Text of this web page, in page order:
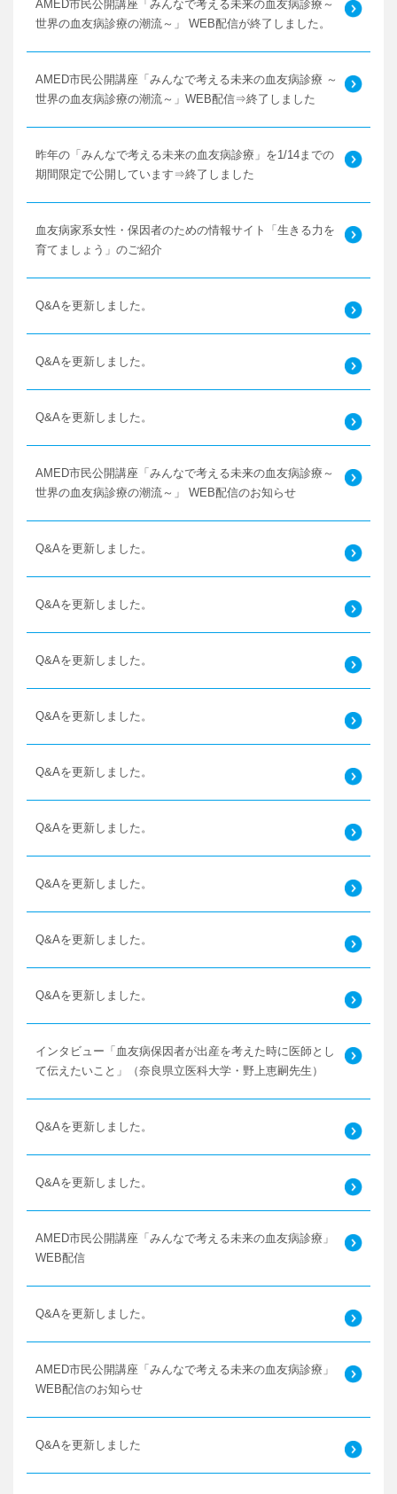
AMED市民公開講座「みんなで考える未来の血友病診療～
世界の血友病診療の潮流～」 WEB配信が終了しました。
AMED市民公開講座「みんなで考える未来の血友病診療 ～
世界の血友病診療の潮流～」WEB配信⇒終了しました
昨年の「みんなで考える未来の血友病診療」を1/14までの
期間限定で公開しています⇒終了しました
血友病家系女性・保因者のための情報サイト「生きる力を
育てましょう」のご紹介
Q&Aを更新しました。
Q&Aを更新しました。
Q&Aを更新しました。
AMED市民公開講座「みんなで考える未来の血友病診療～
世界の血友病診療の潮流～」 WEB配信のお知らせ
Q&Aを更新しました。
Q&Aを更新しました。
Q&Aを更新しました。
Q&Aを更新しました。
Q&Aを更新しました。
Q&Aを更新しました。
Q&Aを更新しました。
Q&Aを更新しました。
Q&Aを更新しました。
インタビュー「血友病保因者が出産を考えた時に医師とし
て伝えたいこと」（奈良県立医科大学・野上恵嗣先生）
Q&Aを更新しました。
Q&Aを更新しました。
AMED市民公開講座「みんなで考える未来の血友病診療」
WEB配信
Q&Aを更新しました。
AMED市民公開講座「みんなで考える未来の血友病診療」
WEB配信のお知らせ
Q&Aを更新しました